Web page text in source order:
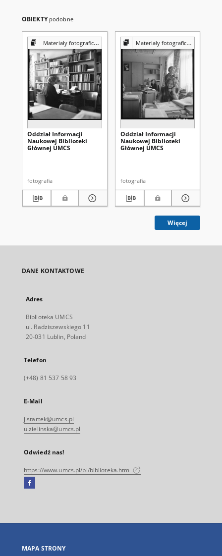
OBIEKTY podobne
Materiały fotograficzne z Pracowni Reprografii Biblioteki UMCS
Oddział Informacji
Naukowej Biblioteki
Głównej UMCS
fotografia
Materiały fotograficzne z Pracowni Reprografii Biblioteki UMCS
Oddział Informacji
Naukowej Biblioteki
Głównej UMCS
fotografia
Więcej
DANE KONTAKTOWE
Adres
Biblioteka UMCS
ul. Radziszewskiego 11
20-031 Lublin, Poland
Telefon
(+48) 81 537 58 93
E-Mail
j.startek@umcs.pl
u.zielinska@umcs.pl
Odwiedź nas!
https://www.umcs.pl/pl/biblioteka.htm
Facebook
się
karcie
MAPA STRONY